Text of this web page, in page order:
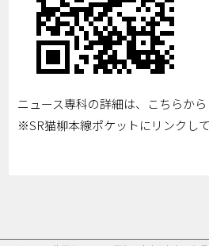
ニュース専科の詳細は、こちらから
※SR猫柳本線ポケットにリンクし